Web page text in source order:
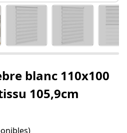
blanc 110x100
105,9cm